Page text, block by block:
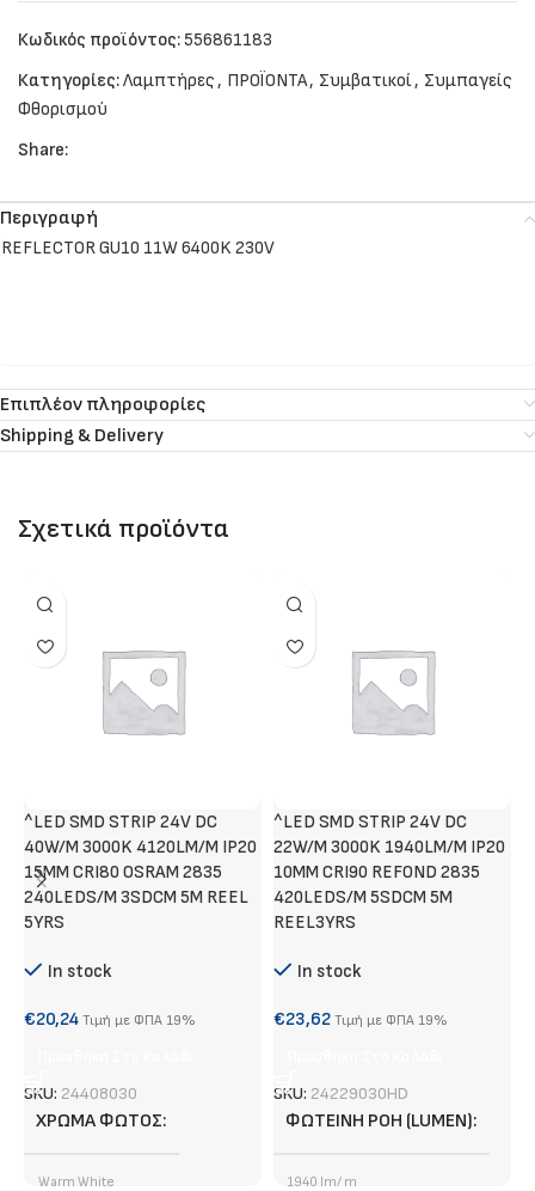
Κωδικός προϊόντος:556861183
Κατηγορίες:Λαμπτήρες, ΠΡΟΪΟΝΤΑ, Συμβατικοί, Συμπαγείς
Φθορισμού
Share:
Περιγραφή
REFLECTOR GU10 11W 6400K 230V
Επιπλέον πληροφορίες
Shipping & Delivery
Σχετικά προϊόντα
^LED SMD STRIP 24V DC
40W/M 3000K 4120LM/M IP20
15MM CRI80 OSRAM 2835
240LEDS/M 3SDCM 5M REEL
5YRS
In stock
€20,24 Τιμή με ΦΠΑ 19%
SKU: 24408030
ΧΡΏΜΑ ΦΩΤΌΣ
Warm White
^LED SMD STRIP 24V DC
22W/M 3000K 1940LM/M IP20
10MM CRI90 REFOND 2835
420LEDS/M 5SDCM 5M
REEL3YRS
In stock
€23,62 Τιμή με ΦΠΑ 19%
SKU: 24229030HD
ΦΩΤΕΙΝΉ ΡΟΉ (LUMEN)
1940 lm/ m